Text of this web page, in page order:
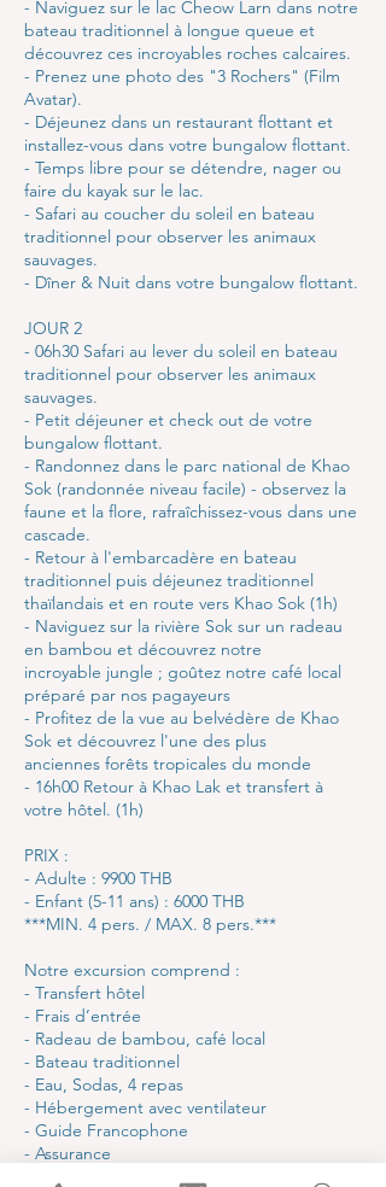
- Naviguez sur le lac Cheow Larn dans notre
bateau traditionnel à longue queue et
découvrez ces incroyables roches calcaires.
- Prenez une photo des "3 Rochers" (Film
Avatar).
- Déjeunez dans un restaurant flottant et
installez-vous dans votre bungalow flottant.
- Temps libre pour se détendre, nager ou
faire du kayak sur le lac.
- Safari au coucher du soleil en bateau
traditionnel pour observer les animaux
sauvages.
- Dîner & Nuit dans votre bungalow flottant.
JOUR 2
- 06h30 Safari au lever du soleil en bateau
traditionnel pour observer les animaux
sauvages.
- Petit déjeuner et check out de votre
bungalow flottant.
- Randonnez dans le parc national de Khao
Sok (randonnée niveau facile) - observez la
faune et la flore, rafraîchissez-vous dans une
cascade.
- Retour à l'embarcadère en bateau
traditionnel puis déjeunez traditionnel
thaïlandais et en route vers Khao Sok (1h)
- Naviguez sur la rivière Sok sur un radeau
en bambou et découvrez notre
incroyable jungle ; goûtez notre café local
préparé par nos pagayeurs
- Profitez de la vue au belvédère de Khao
Sok et découvrez l'une des plus
anciennes forêts tropicales du monde
- 16h00 Retour à Khao Lak et transfert à
votre hôtel. (1h)
PRIX :
- Adulte : 9900 THB
- Enfant (5-11 ans) : 6000 THB
***MIN. 4 pers. / MAX. 8 pers.***
Notre excursion comprend :
- Transfert hôtel
- Frais d’entrée
- Radeau de bambou, café local
- Bateau traditionnel
- Eau, Sodas, 4 repas
- Hébergement avec ventilateur
- Guide Francophone
- Assurance